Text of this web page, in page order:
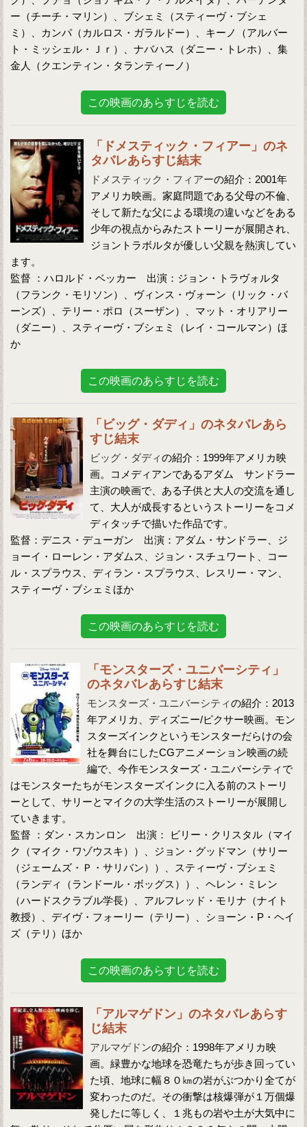
ー（チーチ・マリン）、ブシェミ（スティーヴ・ブシェ
ミ）、カンパ（カルロス・ガラルドー）、キーノ（アルバー
ト・ミッシェル・Ｊｒ）、ナバハス（ダニー・トレホ）、集
金人（クエンティン・タランティーノ）
この映画のあらすじを読む
「ドメスティック・フィアー」のネ
タバレあらすじ結末
ドメスティック・フィアーの紹介：2001年
アメリカ映画。家庭問題である父母の不倫、
そして新たな父による環境の違いなどをある
少年の視点からみたストーリーが展開され、
ジョントラボルタが優しい父親を熱演してい
ます。
監督 ：ハロルド・ベッカー 出演：ジョン・トラヴォルタ
（フランク・モリソン）、ヴィンス・ヴォーン（リック・バ
ーンズ）、テリー・ポロ（スーザン）、マット・オリアリー
（ダニー）、スティーヴ・ブシェミ（レイ・コールマン）ほ
か
この映画のあらすじを読む
「ビッグ・ダディ」のネタバレあら
すじ結末
ビッグ・ダディの紹介：1999年アメリカ映
画。コメディアンであるアダム サンドラー
主演の映画で、ある子供と大人の交流を通し
て、大人が成長するというストーリーをコメ
ディタッチで描いた作品です。
監督：デニス・デューガン 出演：アダム・サンドラー、ジ
ョーイ・ローレン・アダムス、ジョン・スチュワート、コー
ル・スプラウス、ディラン・スプラウス、レスリー・マン、
スティーヴ・ブシェミほか
この映画のあらすじを読む
「モンスターズ・ユニバーシティ」
のネタバレあらすじ結末
モンスターズ・ユニバーシティの紹介：2013
年アメリカ、ディズニー/ピクサー映画。モン
スターズインクというモンスターだらけの会
社を舞台にしたCGアニメーション映画の続
編で、今作モンスターズ・ユニバーシティで
はモンスターたちがモンスターズインクに入る前のストーリ
ーとして、サリーとマイクの大学生活のストーリーが展開し
ていきます。
監督 ：ダン・スカンロン 出演： ビリー・クリスタル（マイ
ク（マイク・ワゾウスキ））、ジョン・グッドマン（サリー
（ジェームズ・Ｐ・サリバン））、スティーヴ・ブシェミ
（ランディ（ランドール・ボッグス））、ヘレン・ミレン
（ハードスクラブル学長）、アルフレッド・モリナ（ナイト
教授）、デイヴ・フォーリー（テリー）、ショーン・P・ヘイ
ズ（テリ）ほか
この映画のあらすじを読む
「アルマゲドン」のネタバレあらす
じ結末
アルマゲドンの紹介：1998年アメリカ映
画。緑豊かな地球を恐竜たちが歩き回ってい
た頃、地球に幅８０㎞の岩がぶつかり全てが
変わったのだ。その衝撃は核爆弾が１万個爆
発したに等しく、１兆もの岩や土が大気中に